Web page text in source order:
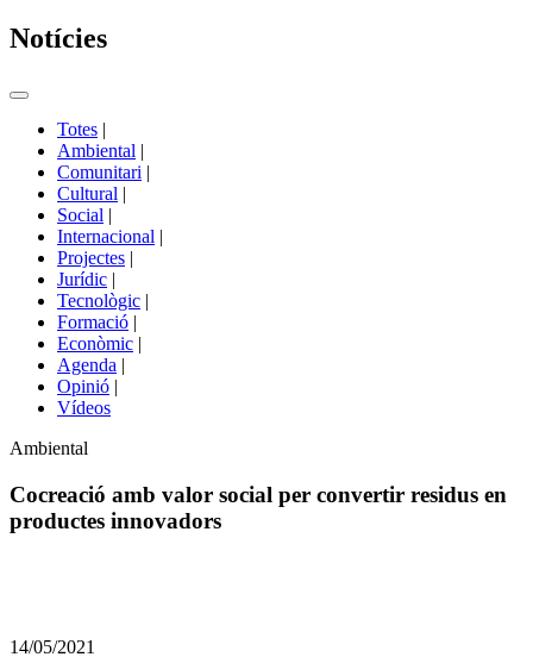
Notícies
Commutador
portals
Totes |
Ambiental |
Comunitari |
Cultural |
Social |
Internacional |
Projectes |
Jurídic |
Tecnològic |
Formació |
Econòmic |
Agenda |
Opinió |
Vídeos
Àmbit
la
notícia
Ambiental
Cocreació amb valor social per convertir residus en
productes innovadors
en
14/05/2021